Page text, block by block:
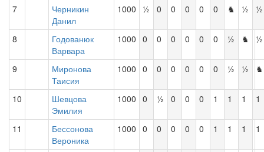
7
Черникин
Данил
1000 ½ 0 0 0 0 0 ♞ ½ ½
8
Годованюк
Варвара
1000 0 0 0 0 0 0 ½ ♞ ½
9
Миронова
Таисия
1000 0 0 0 0 0 0 ½ ½ ♞
10
Шевцова
Эмилия
1000 0 ½ 0 0 0 1 1 1 1
11
Бессонова
Вероника
1000 0 0 0 0 0 1 1 1 1